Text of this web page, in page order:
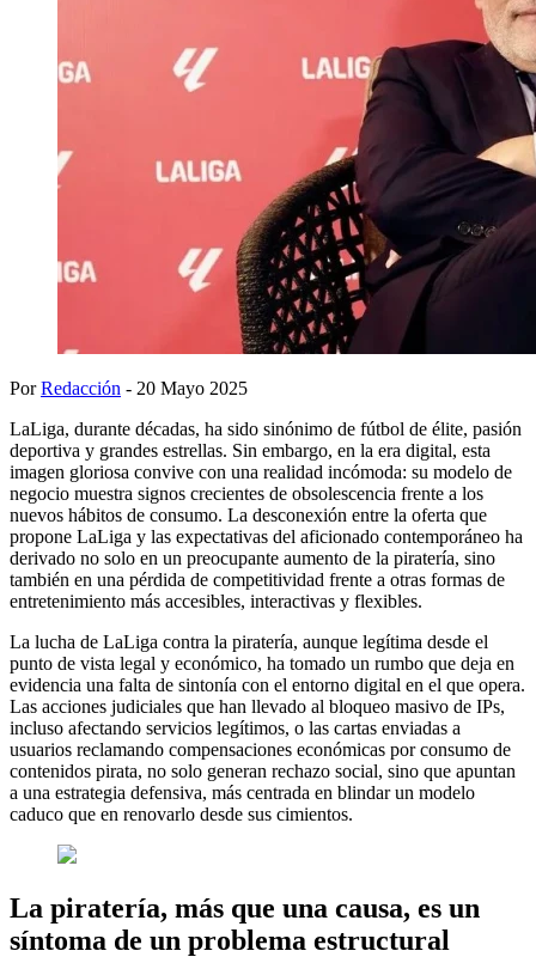
PorRedacción - 20 Mayo 2025
LaLiga, durante décadas, ha sido sinónimo de fútbol de élite, pasión
deportiva y grandes estrellas. Sin embargo, en la era digital, esta
imagen gloriosa convive con una realidad incómoda: su modelo de
negocio muestra signos crecientes de obsolescencia frente a los
nuevos hábitos de consumo. La desconexión entre la oferta que
propone LaLiga y las expectativas del aficionado contemporáneo ha
derivado no solo en un preocupante aumento de la piratería, sino
también en una pérdida de competitividad frente a otras formas de
entretenimiento más accesibles, interactivas y flexibles.
La lucha de LaLiga contra la piratería, aunque legítima desde el
punto de vista legal y económico, ha tomado un rumbo que deja en
evidencia una falta de sintonía con el entorno digital en el que opera.
Las acciones judiciales que han llevado al bloqueo masivo de IPs,
incluso afectando servicios legítimos, o las cartas enviadas a
usuarios reclamando compensaciones económicas por consumo de
contenidos pirata, no solo generan rechazo social, sino que apuntan
a una estrategia defensiva, más centrada en blindar un modelo
caduco que en renovarlo desde sus cimientos.
La piratería, más que una causa, es un
síntoma de un problema estructural